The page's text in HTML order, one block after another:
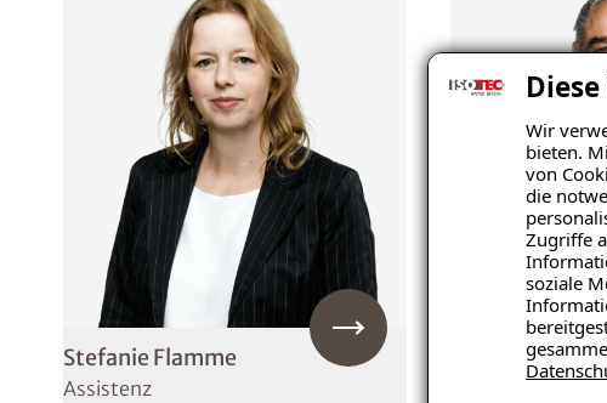
Wir
bieten.
von
die
Zugriffe
soziale
Stefanie Flamme
Assistenz
Stefan Pakulla